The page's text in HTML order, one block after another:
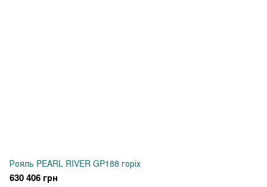
Рояль PEARL RIVER GP188 горіх
630 406 грн